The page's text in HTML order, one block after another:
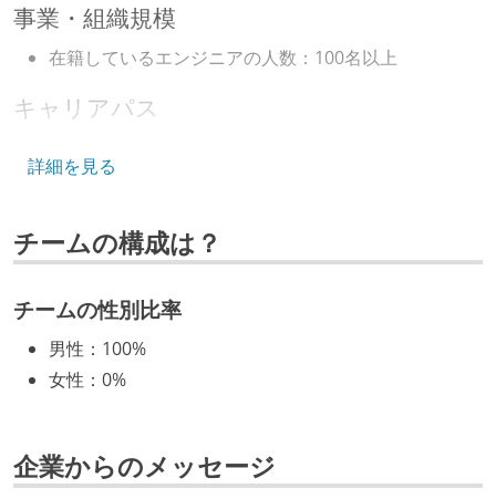
その他
事業・組織規模
在籍しているエンジニアの人数：100名以上
キャリアパス
いる
など、キャリア形成を目的とした職域を超えての積極
的な異動が推奨され、実施されている
年収800万円以上のエンジニアに、マネジメントの役
技術カルチャー
ング部門の人間が経営に参加している
経営トップがエンジニア出身、または現役のエンジニ
詳細を見る
チームの構成は？
チームの性別比率
男性 ： 100%
女性 ： 0%
企業からのメッセージ